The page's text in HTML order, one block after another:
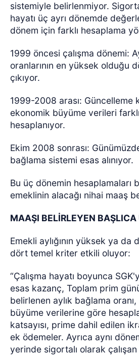
sistemiyle belirlenmiyor.
hayatı üç ayrı dönemde
dönem için farklı hesaplama
1999 öncesi çalışma dönemi:
oranlarının en yüksek olduğu
çıkıyor.
1999-2008 arası: Güncelleme
ekonomik büyüme verileri
hesaplanıyor.
Ekim 2008 sonrası:
bağlama sistemi esas alınıyor.
Bu üç dönemin hesaplamaları
emeklinin alacağı nihai maaş
MAAŞI BELİRLEYEN BAŞLICA
Emekli aylığının yüksek ya da
dört temel kriter etkili oluyor:
“Çalışma hayatı boyunca
esas kazanç, Toplam prim
belirlenen aylık bağlama
büyüme verilerine göre
katsayısı, prime dahil edilen
ek ödemeler. Ayrıca aynı
yerinde sigortalı olarak